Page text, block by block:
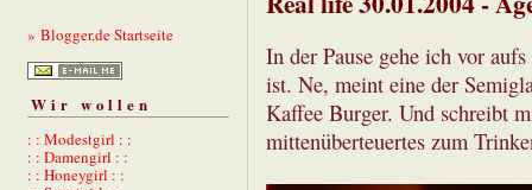
» Blogger.de Startseite
Wir wollen
: : Modestgirl : :
: : Damengirl : :
: : Honeygirl : :
In der Pause gehe ich vor
ist. Ne, meint eine der
Kaffee Burger. Und schreibt
mittenüberteuertes zum